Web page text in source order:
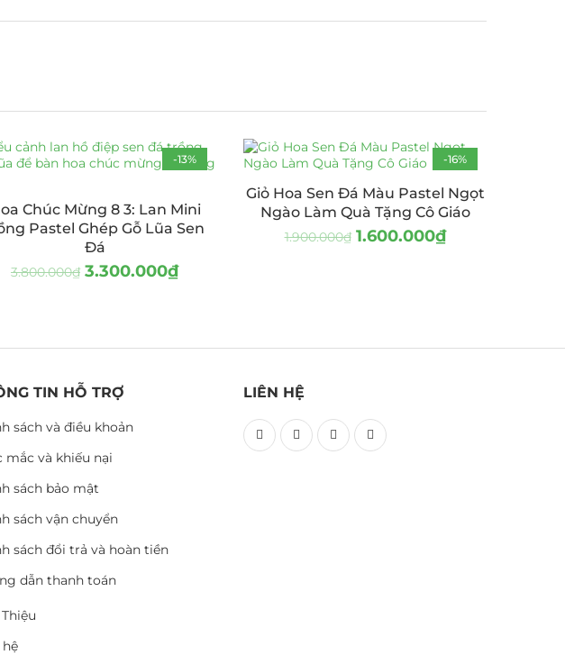
-13%
Chúc Mừng 8 3: Lan Mini
Pastel Ghép Gỗ Lũa Sen
Đá
3.800.000₫ 3.300.000₫
-16%
HOT
Giỏ Hoa Sen Đá Màu Pastel Ngọt
Ngào Làm Quà Tặng Cô Giáo
1.900.000₫ 1.600.000₫
TIN HỖ TRỢ
sách và điều khoản
mắc và khiếu nại
sách bảo mật
sách vận chuyển
sách đổi trả và hoàn tiền
dẫn thanh toán
hệ
LIÊN HỆ